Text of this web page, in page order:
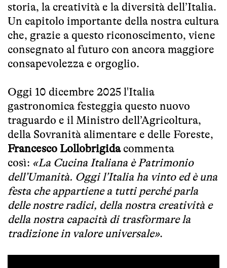
storia, la creatività e la diversità dell’Italia.
Un capitolo importante della nostra cultura
che, grazie a questo riconoscimento, viene
consegnato al futuro con ancora maggiore
consapevolezza e orgoglio.
Oggi 10 dicembre 2025 l'Italia
gastronomica festeggia questo nuovo
traguardo e il Ministro dell’Agricoltura,
della Sovranità alimentare e delle Foreste,
Francesco Lollobrigidacommenta
così: «La Cucina Italiana è Patrimonio
dell’Umanità. Oggi l’Italia ha vinto ed è una
festa che appartiene a tutti perché parla
delle nostre radici, della nostra creatività e
della nostra capacità di trasformare la
tradizione in valore universale».